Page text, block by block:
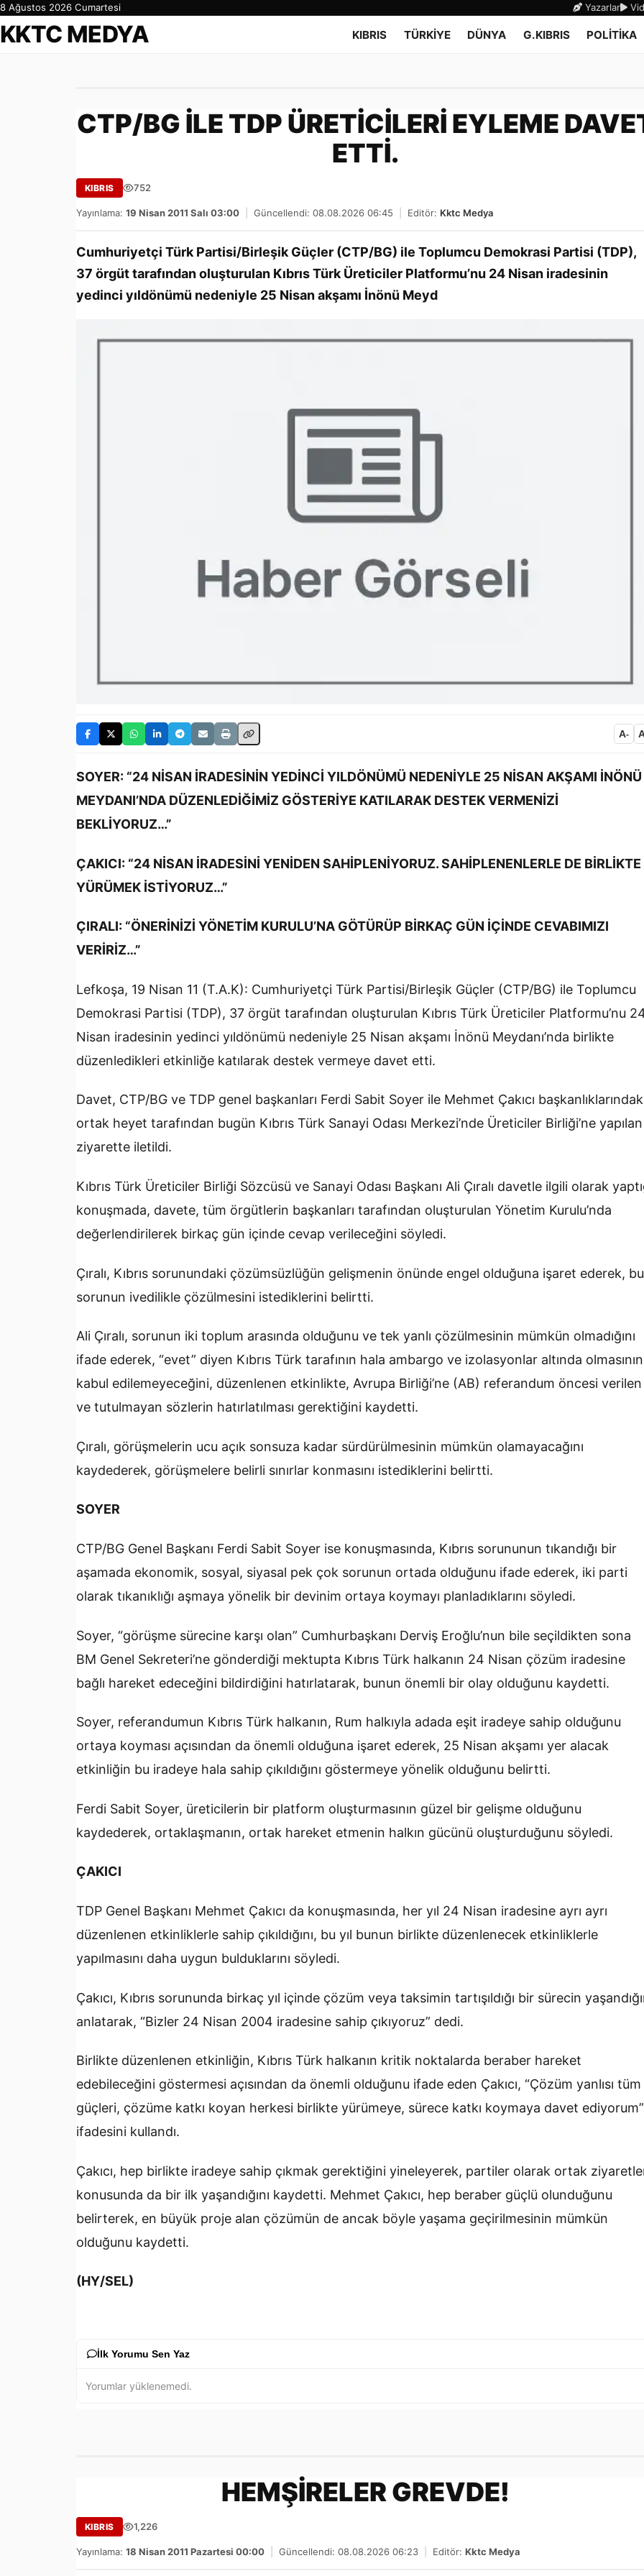
8 Ağustos 2026 Cumartesi Yazarlar
KKTC MEDYA KIBRIS TÜRKİYE DÜNYA G.KIBRIS POLİTİKA
CTP/BG İLE TDP ÜRETİCİLERİ EYLEME
ETTİ.
KIBRIS 752
Yayınlama: 19 Nisan 2011 Salı 03:00 Güncellendi: 08.08.2026 06:45 Editör: Kktc Medya
Cumhuriyetçi Türk Partisi/Birleşik Güçler (CTP/BG) ile Toplumcu Demokrasi Partisi (TDP),
37 örgüt tarafından oluşturulan Kıbrıs Türk Üreticiler Platformu’nu 24 Nisan iradesinin
yedinci yıldönümü nedeniyle 25 Nisan akşamı İnönü Meyd
A-
SOYER: “24 NİSAN İRADESİNİN YEDİNCİ YILDÖNÜMÜ NEDENİYLE 25 NİSAN AKŞAMI İNÖNÜ
MEYDANI’NDA DÜZENLEDİĞİMİZ GÖSTERİYE KATILARAK DESTEK VERMENİZİ
BEKLİYORUZ…”
ÇAKICI: “24 NİSAN İRADESİNİ YENİDEN SAHİPLENİYORUZ. SAHİPLENENLERLE DE BİRLİKTE
YÜRÜMEK İSTİYORUZ…”
ÇIRALI: “ÖNERİNİZİ YÖNETİM KURULU’NA GÖTÜRÜP BİRKAÇ GÜN İÇİNDE CEVABIMIZI
VERİRİZ…”
Lefkoşa, 19 Nisan 11 (T.A.K): Cumhuriyetçi Türk Partisi/Birleşik Güçler (CTP/BG) ile Toplumcu
Demokrasi Partisi (TDP), 37 örgüt tarafından oluşturulan Kıbrıs Türk Üreticiler Platformu’nu
Nisan iradesinin yedinci yıldönümü nedeniyle 25 Nisan akşamı İnönü Meydanı’nda birlikte
düzenledikleri etkinliğe katılarak destek vermeye davet etti.
Davet, CTP/BG ve TDP genel başkanları Ferdi Sabit Soyer ile Mehmet Çakıcı
ortak heyet tarafından bugün Kıbrıs Türk Sanayi Odası Merkezi’nde Üreticiler Birliği’ne yapılan
ziyarette iletildi.
Kıbrıs Türk Üreticiler Birliği Sözcüsü ve Sanayi Odası Başkanı Ali Çıralı davetle ilgili olarak
konuşmada, davete, tüm örgütlerin başkanları tarafından oluşturulan Yönetim Kurulu’nda
değerlendirilerek birkaç gün içinde cevap verileceğini söyledi.
Çıralı, Kıbrıs sorunundaki çözümsüzlüğün gelişmenin önünde engel olduğuna işaret ederek, bu
sorunun ivedilikle çözülmesini istediklerini belirtti.
Ali Çıralı, sorunun iki toplum arasında olduğunu ve tek yanlı çözülmesinin mümkün olmadığını
ifade ederek, “evet” diyen Kıbrıs Türk tarafının hala ambargo ve izolasyonlar altında olmasının
kabul edilemeyeceğini, düzenlenen etkinlikte, Avrupa Birliği’ne (AB) referandum öncesi verilen
ve tutulmayan sözlerin hatırlatılması gerektiğini kaydetti.
Çıralı, görüşmelerin ucu açık sonsuza kadar sürdürülmesinin mümkün olamayacağını
kaydederek, görüşmelere belirli sınırlar konmasını istediklerini belirtti.
SOYER
CTP/BG Genel Başkanı Ferdi Sabit Soyer ise konuşmasında, Kıbrıs sorununun tıkandığı bir
aşamada ekonomik, sosyal, siyasal pek çok sorunun ortada olduğunu ifade ederek, iki parti
olarak tıkanıklığı aşmaya yönelik bir devinim ortaya koymayı planladıklarını söyledi.
Soyer, “görüşme sürecine karşı olan” Cumhurbaşkanı Derviş Eroğlu’nun bile seçildikten sona
BM Genel Sekreteri’ne gönderdiği mektupta Kıbrıs Türk halkanın 24 Nisan çözüm iradesine
bağlı hareket edeceğini bildirdiğini hatırlatarak, bunun önemli bir olay olduğunu kaydetti.
Soyer, referandumun Kıbrıs Türk halkanın, Rum halkıyla adada eşit iradeye sahip olduğunu
ortaya koyması açısından da önemli olduğuna işaret ederek, 25 Nisan akşamı yer alacak
etkinliğin bu iradeye hala sahip çıkıldığını göstermeye yönelik olduğunu belirtti.
Ferdi Sabit Soyer, üreticilerin bir platform oluşturmasının güzel bir gelişme olduğunu
kaydederek, ortaklaşmanın, ortak hareket etmenin halkın gücünü oluşturduğunu söyledi.
ÇAKICI
TDP Genel Başkanı Mehmet Çakıcı da konuşmasında, her yıl 24 Nisan iradesine ayrı ayrı
düzenlenen etkinliklerle sahip çıkıldığını, bu yıl bunun birlikte düzenlenecek etkinliklerle
yapılmasını daha uygun bulduklarını söyledi.
Çakıcı, Kıbrıs sorununda birkaç yıl içinde çözüm veya taksimin tartışıldığı bir sürecin
anlatarak, “Bizler 24 Nisan 2004 iradesine sahip çıkıyoruz” dedi.
Birlikte düzenlenen etkinliğin, Kıbrıs Türk halkanın kritik noktalarda beraber hareket
edebileceğini göstermesi açısından da önemli olduğunu ifade eden Çakıcı, “Çözüm yanlısı tüm
güçleri, çözüme katkı koyan herkesi birlikte yürümeye, sürece katkı koymaya davet ediyorum”
ifadesini kullandı.
Çakıcı, hep birlikte iradeye sahip çıkmak gerektiğini yineleyerek, partiler olarak ortak
konusunda da bir ilk yaşandığını kaydetti. Mehmet Çakıcı, hep beraber güçlü olunduğunu
belirterek, en büyük proje alan çözümün de ancak böyle yaşama geçirilmesinin mümkün
olduğunu kaydetti.
(HY/SEL)
İlk Yorumu Sen Yaz
Yorumlar yüklenemedi.
HEMŞİRELER GREVDE!
KIBRIS 1,226
Yayınlama: 18 Nisan 2011 Pazartesi 00:00 Güncellendi: 08.08.2026 06:23 Editör: Kktc Medya